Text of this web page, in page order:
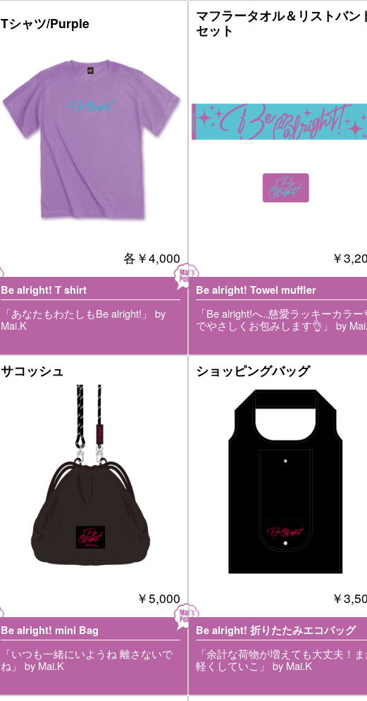
Tシャツ/Purple
各 ￥4,000
Be alright! T shirt
「あなたもわたしもBe alright!」 by
Mai.K
マフラータオル＆リストバン
セット
￥
Be alright! Towel muffler
「Be alright!へ..慈愛ラッキーカラー
でやさしくお包みします👌」 by
サコッシュ
￥5,000
Be alright! mini Bag
「いつも一緒にいようね 離さないで
ね」 by Mai.K
ショッピングバッグ
￥
Be alright! 折りたたみエコバッグ
「余計な荷物が増えても大丈夫！
軽くしていこ」 by Mai.K